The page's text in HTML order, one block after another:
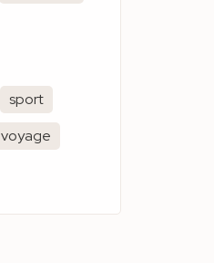
sport
voyage